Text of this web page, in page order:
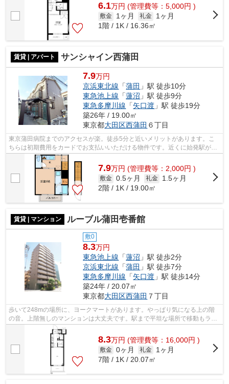
6.1万円 (管理費等：5,000円 )
敷金 1ヶ月 礼金
1ヶ月
1階 / 1K / 16.36㎡
賃貸 | アパート サンシャイン西蒲田
7.9万円
京浜東北線 「蒲田 」駅 徒歩10分
東急池上線 「蓮沼 」駅 徒歩9分
東急多摩川線 「矢口渡 」駅 徒歩19分
築26年 / 19.00㎡
東京都大田区西蒲田 ６丁目
東京蒲田病院までのアクセスが楽。徒歩5分と近いメリットがあります。こ
ちらは初期費用をカードでお支払いいただける物件です。近くに始発駅があ
り、通勤時でも電車に座りやすいです。...
7.9万円 (管理費等：2,000円 )
敷金 0.5ヶ月 礼金
1.5ヶ月
2階 / 1K / 19.00㎡
賃貸 | マンション ルーブル蒲田壱番館
敷0
8.3万円
東急池上線 「蓮沼 」駅 徒歩2分
京浜東北線 「蒲田 」駅 徒歩7分
東急多摩川線 「矢口渡 」駅 徒歩14分
築24年 / 20.07㎡
東京都大田区西蒲田 ７丁目
歩いて248mの場所に、ヨークマートがあります。やっぱり気になる上の階
の音。上階無しのマンションは大丈夫です。駅まで平坦な場所で移動もラク
な物件です。共用部にはエレベータ・敷...
8.3万円 (管理費等：16,000円 )
敷金 0ヶ月 礼金
1ヶ月
7階 / 1K / 20.07㎡